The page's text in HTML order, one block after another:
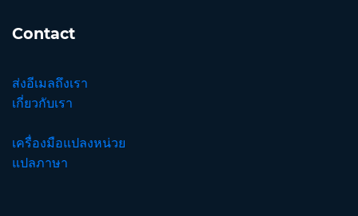
Contact
ส่งอีเมลถึงเรา
เกี่ยวกับเรา
เครื่องมือแปลงหน่วย
แปลภาษา